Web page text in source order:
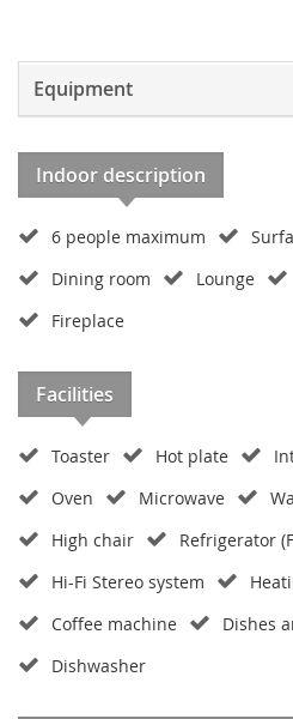
Equipment
Indoor description
6 people maximum
Dining room
Lounge
Fireplace
Facilities
Toaster Hot plate
Oven
Microwave
High chair
Refrigerator
Hi-Fi Stereo system
Coffee machine
Dishes
Dishwasher